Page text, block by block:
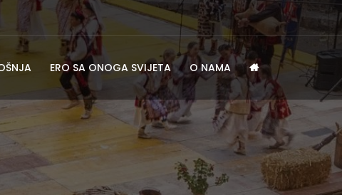
ERO SA ONOGA SVIJETA O NAMA